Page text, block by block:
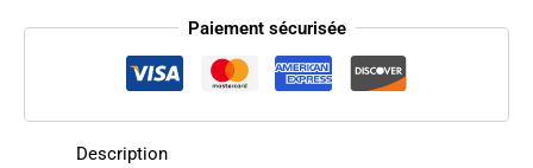
Paiement sécurisée
Description